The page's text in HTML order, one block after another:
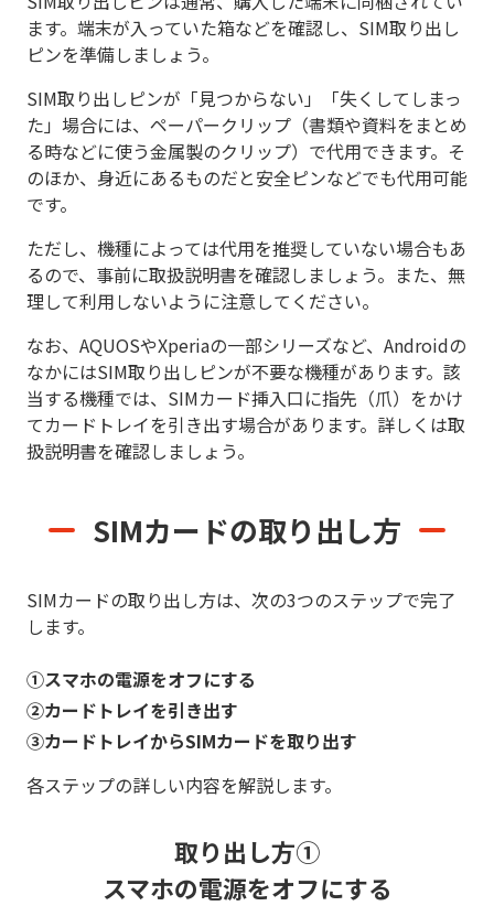
ます。端末が入っていた箱などを確認し、SIM取り出し
ピンを準備しましょう。
SIM取り出しピンが「見つからない」「失くしてしまっ
た」場合には、ペーパークリップ（書類や資料をまとめ
る時などに使う金属製のクリップ）で代用できます。そ
のほか、身近にあるものだと安全ピンなどでも代用可能
です。
ただし、機種によっては代用を推奨していない場合もあ
るので、事前に取扱説明書を確認しましょう。また、無
理して利用しないように注意してください。
なお、AQUOSやXperiaの一部シリーズなど、Androidの
なかにはSIM取り出しピンが不要な機種があります。該
当する機種では、SIMカード挿入口に指先（爪）をかけ
てカードトレイを引き出す場合があります。詳しくは取
扱説明書を確認しましょう。
SIMカードの取り出し方
SIMカードの取り出し方は、次の3つのステップで完了
します。
①スマホの電源をオフにする
②カードトレイを引き出す
③カードトレイからSIMカードを取り出す
各ステップの詳しい内容を解説します。
取り出し方①
スマホの電源をオフにする